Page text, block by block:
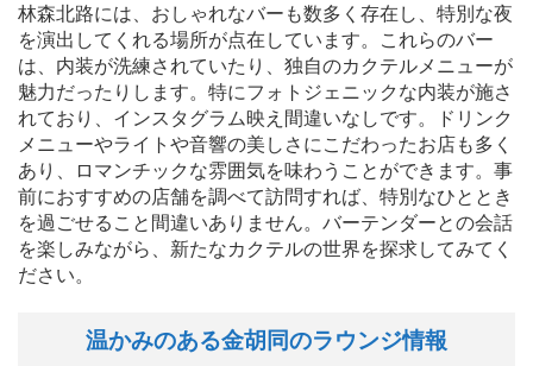
林森北路には、おしゃれなバーも数多く存在し、特別な夜
を演出してくれる場所が点在しています。これらのバー
は、内装が洗練されていたり、独自のカクテルメニューが
魅力だったりします。特にフォトジェニックな内装が施さ
れており、インスタグラム映え間違いなしです。ドリンク
メニューやライトや音響の美しさにこだわったお店も多く
あり、ロマンチックな雰囲気を味わうことができます。事
前におすすめの店舗を調べて訪問すれば、特別なひととき
を過ごせること間違いありません。バーテンダーとの会話
を楽しみながら、新たなカクテルの世界を探求してみてく
ださい。
温かみのある金胡同のラウンジ情報